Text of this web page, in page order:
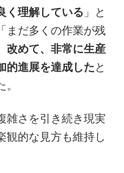
く理解している 」と
まだ多くの作業が残
改めて、非常に生産
的進展を達成した と
雑さを引き続き現実
観的な見方も維持し